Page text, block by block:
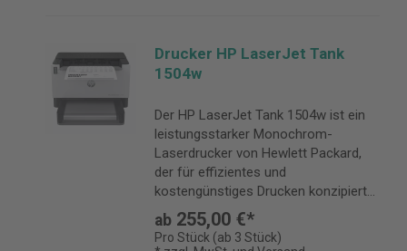
Drucker HP LaserJet Tank
1504w
Der HP LaserJet Tank 1504w ist ein
leistungsstarker Monochrom-
Laserdrucker von Hewlett Packard,
der für effizientes und
kostengünstiges Drucken konzipiert
wurde.
ab 255,00 €*
Pro Stück (ab 3 Stück)